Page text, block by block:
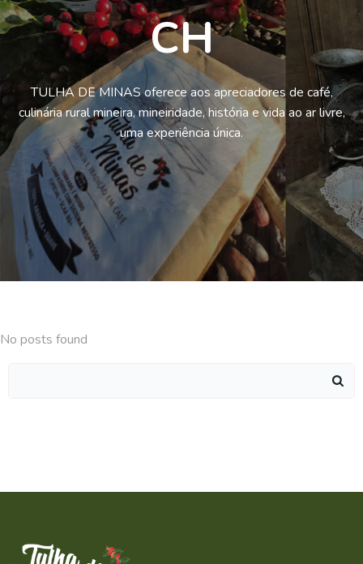
CH
TULHA DE MINAS oferece aos apreciadores de café,
culinária rural mineira, mineiridade, história e vida ao ar livre,
uma experiência única.
No posts found